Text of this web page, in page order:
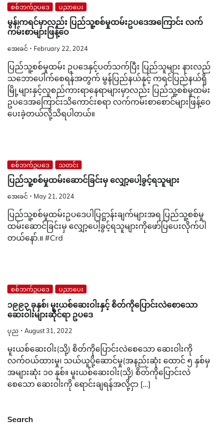
စစ်ဘက်ဥပဒေ ပညာပေး
မွန်၊ကရင်မှာလည်း ပြည်သူ့စစ်မှုထမ်းဥပဒေအကြောင်း လက်
ကမ်းစာများဖြန့်ဝေ
အေးခင် February 22, 2024
ပြည်သူ့စစ်မှုထမ်း ဥပဒေနှင့်ပတ်သက်ပြီး ပြည်သူများ နားလည်
သဘောပေါက်စေရန်အတွက် မွန်ပြည်နယ်နှင့် ကရင်ပြည်နယ်ရှိ
မြို့များနှင့်လူစည်ကားရာနေရာများမှာလည်း ပြည်သူ့စစ်မှုထမ်း
ဥပဒေအကြောင်းသိကောင်းစရာ လက်ကမ်းစာစောင်များဖြန့်ဝေ
ပေးခဲ့တယ်လို့သိရပါတယ်။
စစ်ဘက်ဥပဒေ သတင်း
ပြည်သူ့စစ်မှုထမ်းဆောင်ခြင်းမှ လျှော့ပေါ့‌ခွင့်ရသူများ
အေးခင် May 21, 2024
ပြည်သူ့စစ်မှုထမ်းဥပဒေပါပြဋ္ဌာန်းချက်များအရ ပြည်သူ့စစ်မှု
ထမ်းဆောင်ခြင်းမှ လျှော့ပေါ့ခွင့်ရသူများကိုဖော်ပြပေးလိုက်ပါ
တယ်နော်.။ #Crd
စစ်ဘက်ဥပဒေ ပညာပေး
၁၉၉၃ ခုနှစ်၊ မူးယစ်ဆေးဝါးနှင့် စိတ်ကိုပြောင်းလဲစောသော
ဆေးဝါးများဆိုင်ရာ ဥပဒေ
ပုည August 31, 2022
မူးယစ်ဆေးဝါး(သို့) စိတ်ကိုပြောင်းလဲစေသော ဆေးဝါးကို
လက်ဝယ်ထားမှု၊ သယ်ယူပို့ဆောင်မှု(အနည်းဆုံး ထောင် ၅ နှစ်မှ
အများဆုံး ၁၀ နှစ်။ မူးယစ်ဆေးဝါး(သို့) စိတ်ကိုပြောင်းလဲ
စေသော ဆေးဝါးကို ရောင်းချရန်အလို့ငှာ […]
Search